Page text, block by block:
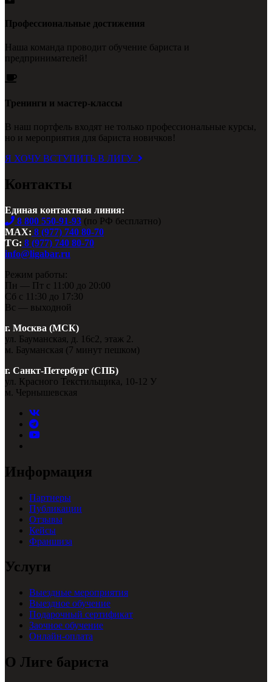
Профессиональные достижения
Наша команда проводит обучение бариста и
предпринимателей!
Тренинги и мастер-классы
В наш портфель входят не только профессиональные курсы,
но и мероприятия для бариста новичков!
Я ХОЧУ ВСТУПИТЬ В ЛИГУ
Контакты
Единая контактная линия:
8 800 550-91-93 (по РФ бесплатно)
MAX: 8 (977) 740 80-70
TG: 8 (977) 740 80-70
info@ligabar.ru
Режим работы:
Пн — Пт с 11:00 до 20:00
Сб с 11:30 до 17:30
Вс — выходной
г. Москва (МСК)
ул. Бауманская, д. 16с2, этаж 2.
м. Бауманская (7 минут пешком)
г. Санкт-Петербург (СПБ)
ул. Красного Текстильщика, 10-12 У
м. Чернышевская
Информация
Партнеры
Публикации
Отзывы
Кейсы
Франшиза
Услуги
Выездные мероприятия
Выездное обучение
Подарочный сертификат
Заочное обучение
Онлайн-оплата
О Лиге бариста